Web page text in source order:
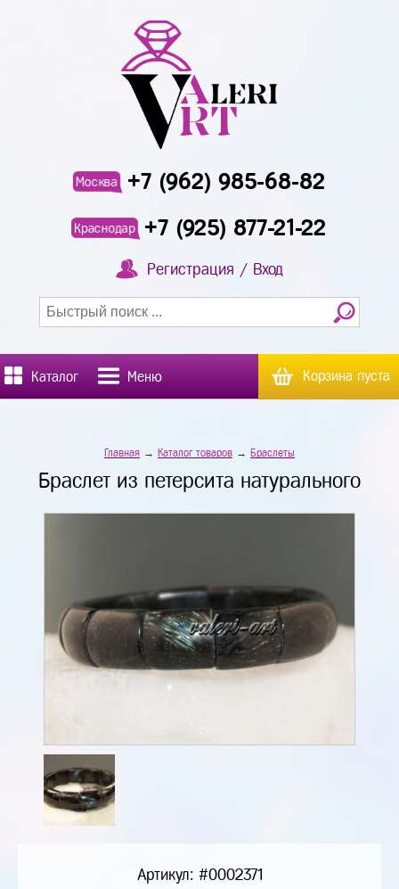
Москва +7 (962) 985-68-82
Краснодар +7 (925) 877-21-22
Регистрация / Вход
Каталог Меню Корзина пуста
Главная → Каталог товаров → Браслеты
Браслет из петерсита натурального
Артикул: #0002371